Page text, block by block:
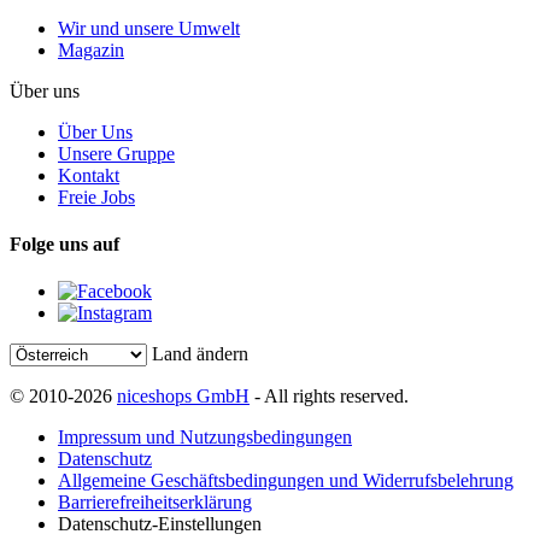
Wir und unsere Umwelt
Magazin
Über uns
Über Uns
Unsere Gruppe
Kontakt
Freie Jobs
Folge uns auf
Land ändern
© 2010-2026 niceshops GmbH - All rights reserved.
Impressum und Nutzungsbedingungen
Datenschutz
Allgemeine Geschäftsbedingungen und Widerrufsbelehrung
Barrierefreiheitserklärung
Datenschutz-Einstellungen